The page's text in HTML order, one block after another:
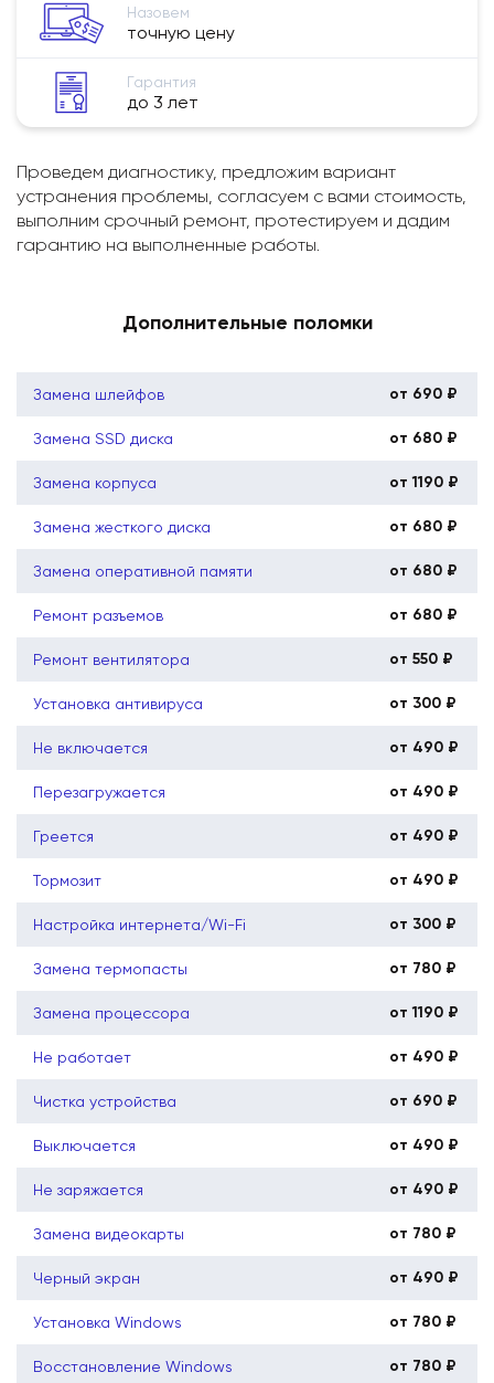
Назовем
точную цену
Гарантия
до 3 лет
Проведем диагностику, предложим вариант
устранения проблемы, согласуем с вами стоимость,
выполним срочный ремонт, протестируем и дадим
гарантию на выполненные работы.
Дополнительные поломки
Замена шлейфов от 690 ₽
Замена SSD диска от 680 ₽
Замена корпуса от 1190 ₽
Замена жесткого диска от 680 ₽
Замена оперативной памяти от 680 ₽
Ремонт разъемов от 680 ₽
Ремонт вентилятора от 550 ₽
Установка антивируса от 300 ₽
Не включается от 490 ₽
Перезагружается от 490 ₽
Греется от 490 ₽
Тормозит от 490 ₽
Настройка интернета/Wi-Fi от 300 ₽
Замена термопасты от 780 ₽
Замена процессора от 1190 ₽
Не работает от 490 ₽
Чистка устройства от 690 ₽
Выключается от 490 ₽
Не заряжается от 490 ₽
Замена видеокарты от 780 ₽
Черный экран от 490 ₽
Установка Windows от 780 ₽
Восстановление Windows от 780 ₽